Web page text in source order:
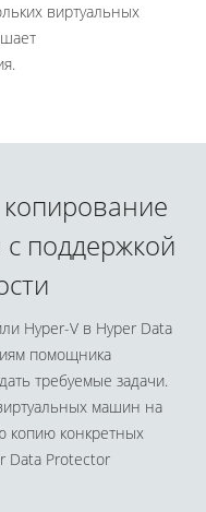
виртуальных
поддержкой
Hyper-V в Hyper Data
помощника
требуемые задачи.
машин на
копию конкретных
Data Protector